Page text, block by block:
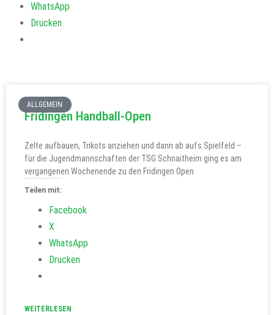
WhatsApp
Drucken
ALLGEMEIN
Fridingen Handball-Open
Zelte aufbauen, Trikots anziehen und dann ab aufs Spielfeld –
für die Jugendmannschaften der TSG Schnaitheim ging es am
vergangenen Wochenende zu den Fridingen Open
Teilen mit:
Facebook
X
WhatsApp
Drucken
WEITERLESEN